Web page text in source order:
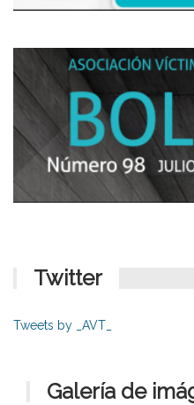
Twitter
Tweets by _AVT_
Galería de